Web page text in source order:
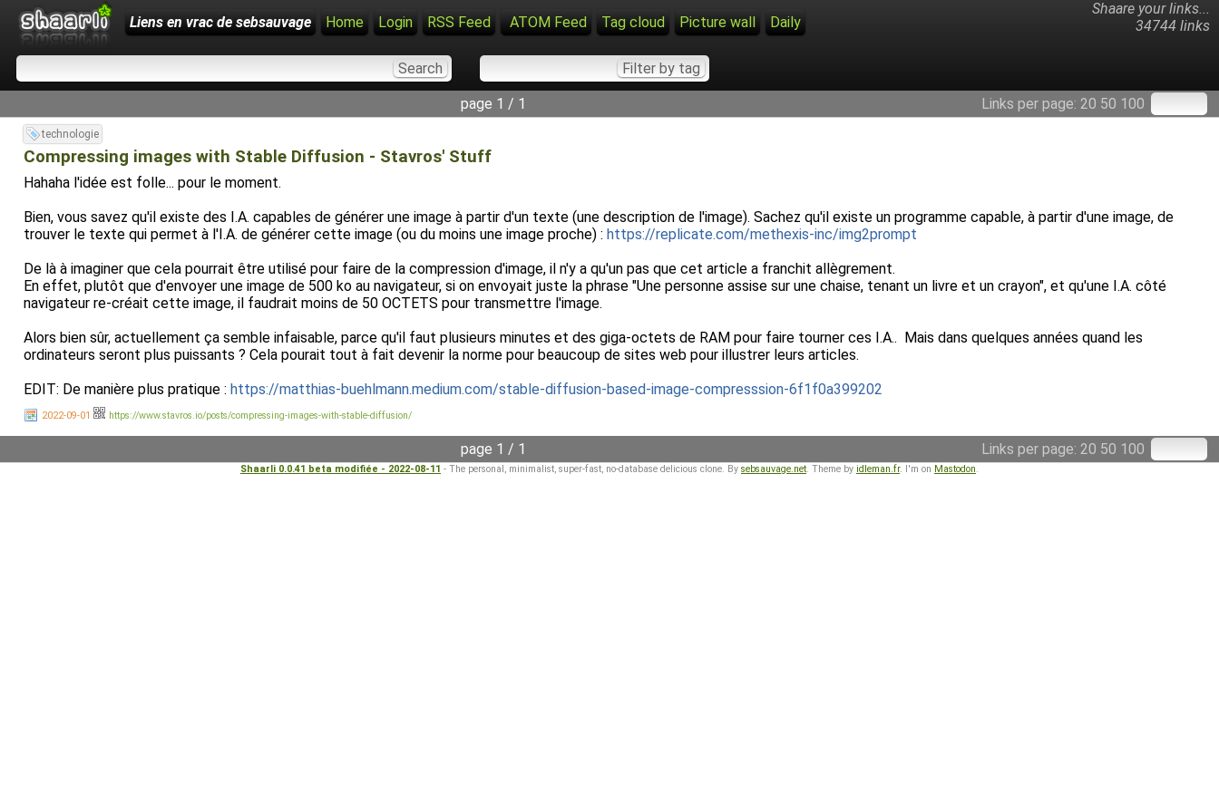
Shaare your links...
34744 links
Liens en vrac de sebsauvage Home Login RSS Feed ATOM Feed Tag cloud Picture wall Daily
Links per page: 20 50 100
page 1 / 1
technologie
Compressing images with Stable Diffusion - Stavros' Stuff
Hahaha l'idée est folle... pour le moment.
Bien, vous savez qu'il existe des I.A. capables de générer une image à partir d'un texte (une description de l'image). Sachez qu'il existe un programme capable, à partir d'une image, de
trouver le texte qui permet à l'I.A. de générer cette image (ou du moins une image proche) : https://replicate.com/methexis-inc/img2prompt
De là à imaginer que cela pourrait être utilisé pour faire de la compression d'image, il n'y a qu'un pas que cet article a franchit allègrement.
En effet, plutôt que d'envoyer une image de 500 ko au navigateur, si on envoyait juste la phrase "Une personne assise sur une chaise, tenant un livre et un crayon", et qu'une I.A. côté
navigateur re-créait cette image, il faudrait moins de 50 OCTETS pour transmettre l'image.
Alors bien sûr, actuellement ça semble infaisable, parce qu'il faut plusieurs minutes et des giga-octets de RAM pour faire tourner ces I.A.. Mais dans quelques années quand les
ordinateurs seront plus puissants ? Cela pourait tout à fait devenir la norme pour beaucoup de sites web pour illustrer leurs articles.
EDIT: De manière plus pratique : https://matthias-buehlmann.medium.com/stable-diffusion-based-image-compresssion-6f1f0a399202
2022-09-01 https://www.stavros.io/posts/compressing-images-with-stable-diffusion/
Links per page: 20 50 100
page 1 / 1
Shaarli 0.0.41 beta modifiée - 2022-08-11 - The personal, minimalist, super-fast, no-database delicious clone. By sebsauvage.net. Theme by idleman.fr. I'm on Mastodon.